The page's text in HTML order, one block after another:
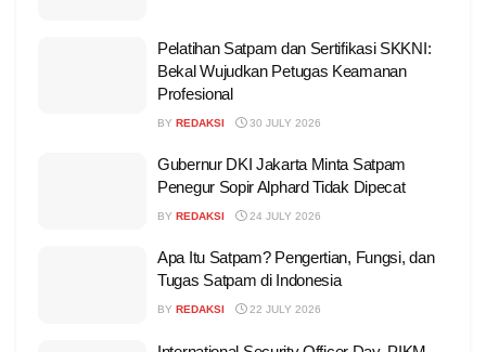
Pelatihan Satpam dan Sertifikasi SKKNI:
Bekal Wujudkan Petugas Keamanan
Profesional
BY REDAKSI 30 JULY 2026
Gubernur DKI Jakarta Minta Satpam
Penegur Sopir Alphard Tidak Dipecat
BY REDAKSI 24 JULY 2026
Apa Itu Satpam? Pengertian, Fungsi, dan
Tugas Satpam di Indonesia
BY REDAKSI 22 JULY 2026